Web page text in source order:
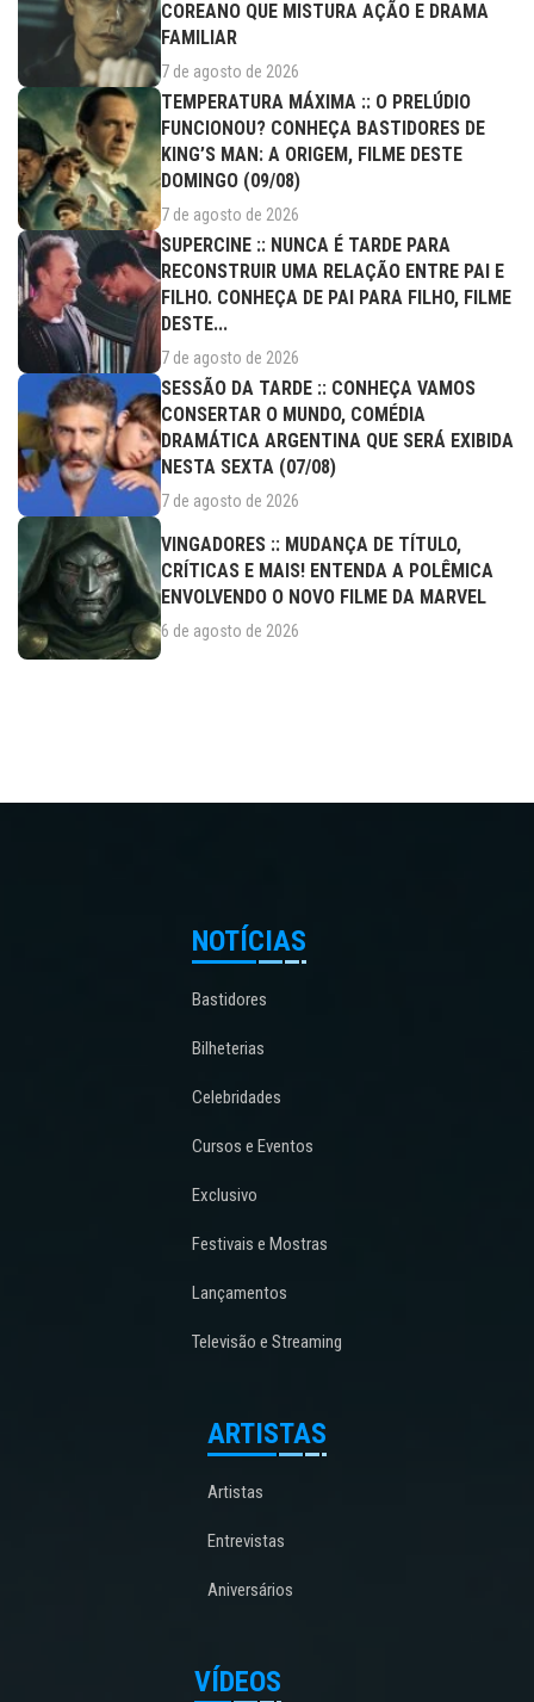
COREANO QUE MISTURA AÇÃO E DRAMA
FAMILIAR
7 de agosto de 2026
TEMPERATURA MÁXIMA :: O PRELÚDIO
FUNCIONOU? CONHEÇA BASTIDORES DE
KING’S MAN: A ORIGEM, FILME DESTE
DOMINGO (09/08)
7 de agosto de 2026
SUPERCINE :: NUNCA É TARDE PARA
RECONSTRUIR UMA RELAÇÃO ENTRE PAI E
FILHO. CONHEÇA DE PAI PARA FILHO, FILME
DESTE...
7 de agosto de 2026
SESSÃO DA TARDE :: CONHEÇA VAMOS
CONSERTAR O MUNDO, COMÉDIA
DRAMÁTICA ARGENTINA QUE SERÁ EXIBIDA
NESTA SEXTA (07/08)
7 de agosto de 2026
VINGADORES :: MUDANÇA DE TÍTULO,
CRÍTICAS E MAIS! ENTENDA A POLÊMICA
ENVOLVENDO O NOVO FILME DA MARVEL
6 de agosto de 2026
NOTÍCIAS
Bastidores
Bilheterias
Celebridades
Cursos e Eventos
Exclusivo
Festivais e Mostras
Lançamentos
Televisão e Streaming
ARTISTAS
Artistas
Entrevistas
Aniversários
VÍDEOS